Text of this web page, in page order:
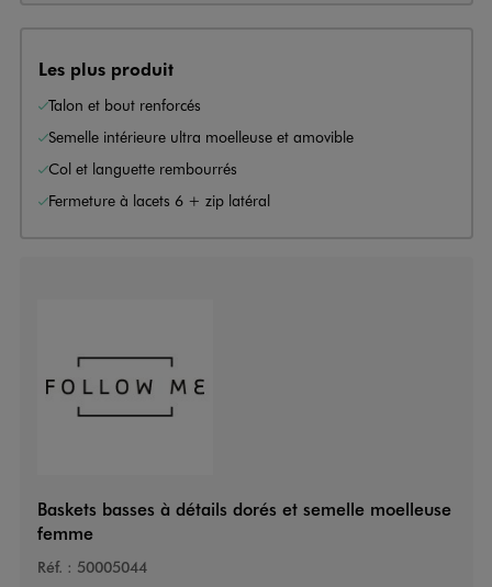
Les plus produit
Talon et bout renforcés
Semelle intérieure ultra moelleuse et amovible
Col et languette rembourrés
Fermeture à lacets 6 + zip latéral
Baskets basses à détails dorés et semelle moelleuse
femme
Réf. : 50005044